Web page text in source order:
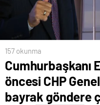
157 okunma
Cumhurbaşkanı
öncesi CHP
bayrak göndere